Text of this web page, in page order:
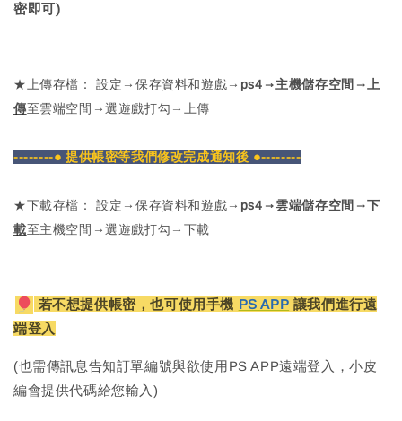
密即可)
★上傳存檔： 設定→保存資料和遊戲→ ps4→主機儲存空間→上
傳至雲端空間→選遊戲打勾→上傳
--------● 提供帳密等我們修改完成通知後 ●--------
★下載存檔： 設定→保存資料和遊戲→ ps4→雲端儲存空間→下
載至主機空間→選遊戲打勾→下載
若不想提供帳密，也可使用手機 PS APP 讓我們進行遠
端登入
(也需傳訊息告知訂單編號與欲使用PS APP遠端登入，小皮
編會提供代碼給您輸入)